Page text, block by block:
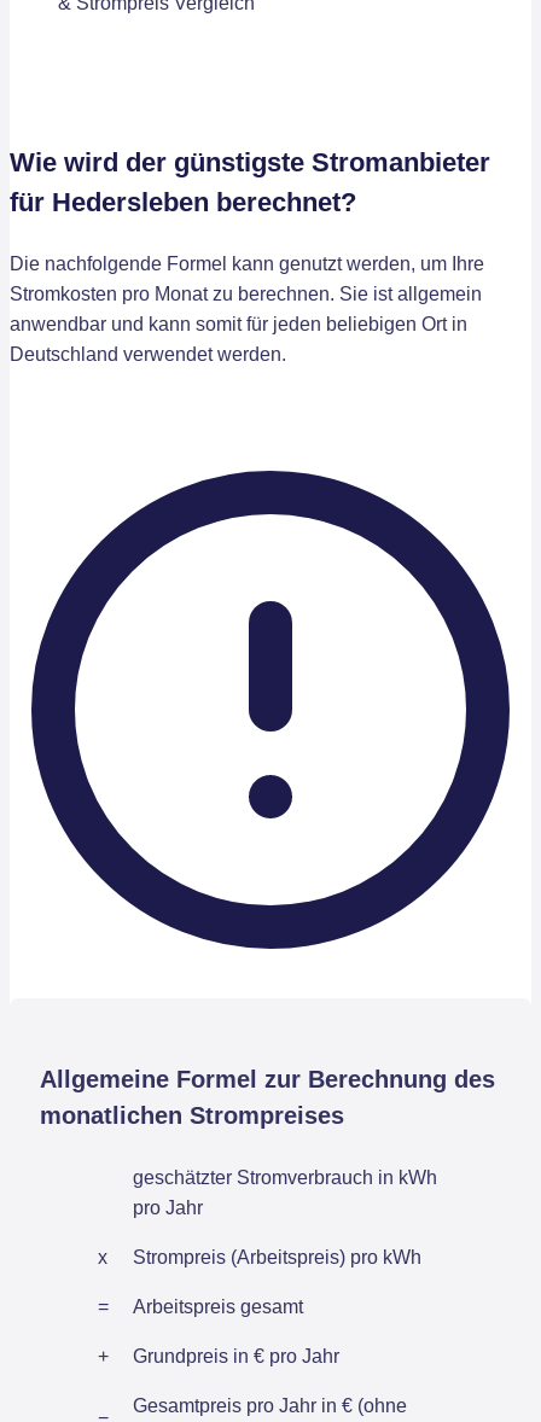
Wie wird der günstigste Stromanbieter
für Hedersleben berechnet?
Die nachfolgende Formel kann genutzt werden, um Ihre
Stromkosten pro Monat zu berechnen. Sie ist allgemein
anwendbar und kann somit für jeden beliebigen Ort in
Deutschland verwendet werden.
Allgemeine Formel zur Berechnung des
monatlichen Strompreises
geschätzter Stromverbrauch in kWh
pro Jahr
x Strompreis (Arbeitspreis) pro kWh
= Arbeitspreis gesamt
+ Grundpreis in € pro Jahr
Gesamtpreis pro Jahr in € (ohne